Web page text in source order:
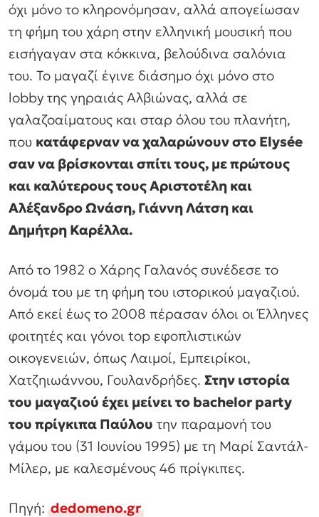
όχι μόνο το κληρονόμησαν, αλλά απογείωσαν
τη φήμη του χάρη στην ελληνική μουσική που
εισήγαγαν στα κόκκινα, βελούδινα σαλόνια
του. Το μαγαζί έγινε διάσημο όχι μόνο στο
lobby της γηραιάς Αλβιώνας, αλλά σε
γαλαζοαίματους και σταρ όλου του πλανήτη,
που κατάφερναν να χαλαρώνουν στο Elysée
σαν να βρίσκονται σπίτι τους, με πρώτους
και καλύτερους τους Αριστοτέλη και
Αλέξανδρο Ωνάση, Γιάννη Λάτση και
Δημήτρη Καρέλλα.
Από το 1982 ο Χάρης Γαλανός συνέδεσε το
όνομά του με τη φήμη του ιστορικού μαγαζιού.
Από εκεί έως το 2008 πέρασαν όλοι οι Έλληνες
φοιτητές και γόνοι top εφοπλιστικών
οικογενειών, όπως Λαιμοί, Εμπειρίκοι,
Χατζηιωάννου, Γουλανδρήδες. Στην ιστορία
του μαγαζιού έχει μείνει το bachelor party
του πρίγκιπα Παύλου την παραμονή του
γάμου του (31 Ιουνίου 1995) με τη Μαρί Σαντάλ-
Μίλερ, με καλεσμένους 46 πρίγκιπες.
Πηγή:dedomeno.gr